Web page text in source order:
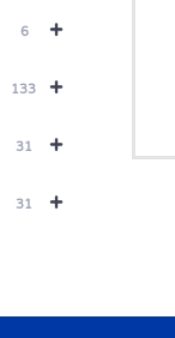
+
6
+
133
+
31
+
31